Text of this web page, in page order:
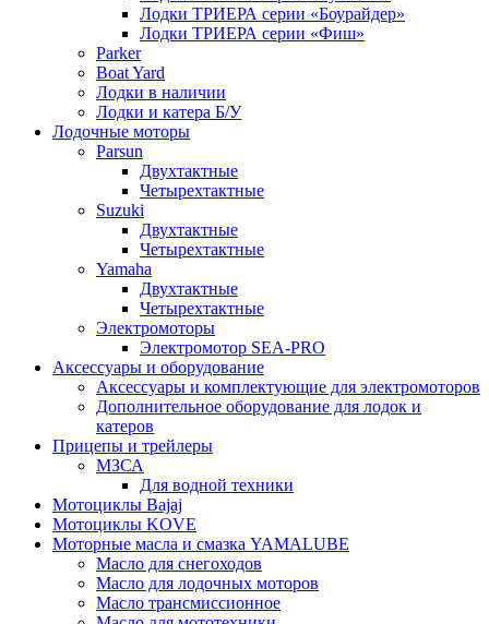
Лодки ТРИЕРА серии «Боурайдер»
Лодки ТРИЕРА серии «Фиш»
Parker
Boat Yard
Лодки в наличии
Лодки и катера Б/У
Лодочные моторы
Parsun
Двухтактные
Четырехтактные
Suzuki
Двухтактные
Четырехтактные
Yamaha
Двухтактные
Четырехтактные
Электромоторы
Электромотор SEA-PRO
Аксессуары и оборудование
Аксессуары и комплектующие для электромоторов
Дополнительное оборудование для лодок и
катеров
Прицепы и трейлеры
МЗСА
Для водной техники
Мотоциклы Bajaj
Мотоциклы KOVE
Моторные масла и смазка YAMALUBE
Масло для снегоходов
Масло для лодочных моторов
Масло трансмиссионное